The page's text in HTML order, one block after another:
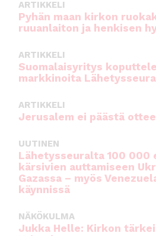
o
k
p
ARTIKKELI
Pyhän maan kirkon
ruuanlaiton ja henkisen
ARTIKKELI
Suomalaisyritys
markkinoita
ARTIKKELI
Jerusalem ei päästä
UUTINEN
Lähetysseuralta 100 000
kärsivien auttamiseen
Gazassa – myös
käynnissä
NÄKÖKULMA
Jukka Helle: Kirkon